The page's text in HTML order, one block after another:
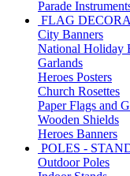
Parade
FLAG
City Banners
National Holiday
Garlands
Heroes Posters
Church Rosettes
Paper Flags and
Wooden Shields
Heroes Banners
POLES -
Outdoor Poles